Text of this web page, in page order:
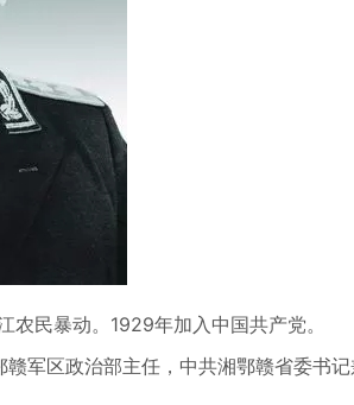
民暴动。1929年加入中国共产党。
军区政治部主任，中共湘鄂赣省委书